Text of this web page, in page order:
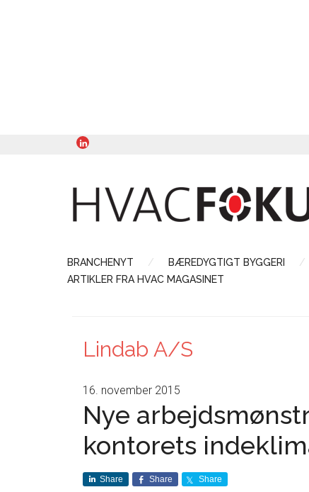
BRANCHENYT BÆREDYGTIGT BYGGERI
ARTIKLER FRA HVAC MAGASINET
Lindab A/S
16. november 2015
Nye
kontorets
Share Share Share